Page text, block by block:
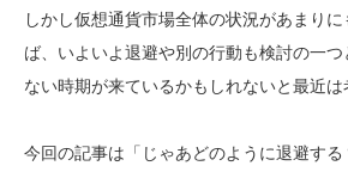
しかし仮想通貨市場全体の状況があまり
ば、いよいよ退避や別の行動も検討の一
ない時期が来ているかもしれないと最近は
今回の記事は「じゃあどのように退避する